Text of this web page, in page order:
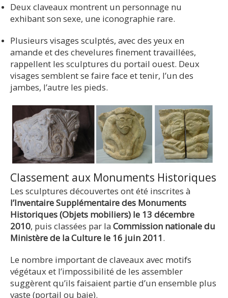
Deux claveaux montrent un personnage nu
exhibant son sexe, une iconographie rare.
Plusieurs visages sculptés, avec des yeux en
amande et des chevelures finement travaillées,
rappellent les sculptures du portail ouest. Deux
visages semblent se faire face et tenir, l’un des
jambes, l’autre les pieds.
Classement aux Monuments Historiques
Les sculptures découvertes ont été inscrites à
l’Inventaire Supplémentaire des Monuments
Historiques (Objets mobiliers) le 13 décembre
2010, puis classées par la Commission nationale du
Ministère de la Culture le 16 juin 2011.
Le nombre important de claveaux avec motifs
végétaux et l’impossibilité de les assembler
suggèrent qu’ils faisaient partie d’un ensemble plus
vaste (portail ou baie).